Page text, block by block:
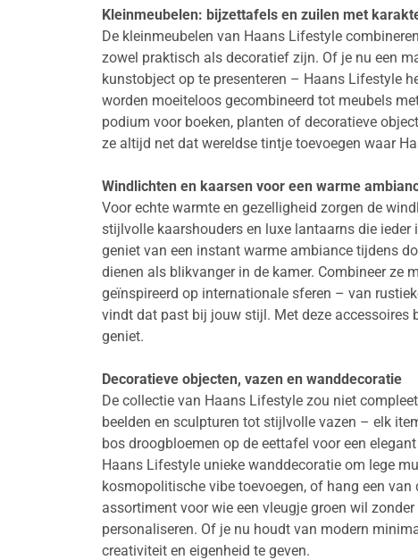
Kleinmeubelen: bijzettafels en zuilen met
De kleinmeubelen van Haans Lifestyle
zowel praktisch als decoratief zijn. Of je nu een
kunstobject op te presenteren – Haans Lifestyle
worden moeiteloos gecombineerd tot meubels
podium voor boeken, planten of decoratieve
ze altijd net dat wereldse tintje toevoegen waar
Windlichten en kaarsen voor een warme
Voor echte warmte en gezelligheid zorgen de
stijlvolle kaarshouders en luxe lantaarns die
geniet van een instant warme ambiance tijdens
dienen als blikvanger in de kamer. Combineer ze
geïnspireerd op internationale sferen – van
vindt dat past bij jouw stijl. Met deze accessoires
geniet.
Decoratieve objecten, vazen en wanddecoratie
De collectie van Haans Lifestyle zou niet
beelden en sculpturen tot stijlvolle vazen – elk
bos droogbloemen op de eettafel voor een
Haans Lifestyle unieke wanddecoratie om lege
kosmopolitische vibe toevoegen, of hang een
assortiment voor wie een vleugje groen wil
personaliseren. Of je nu houdt van modern
creativiteit en eigenheid te geven.